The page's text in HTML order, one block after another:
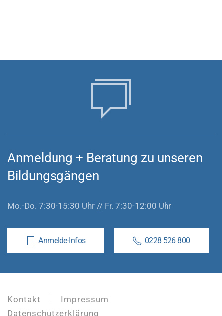
Anmeldung + Beratung zu unseren
Bildungsgängen
Mo.-Do. 7:30-15:30 Uhr // Fr. 7:30-12:00 Uhr
Anmelde-Infos 0228 526 800
Kontakt
Impressum
Datenschutzerklärung